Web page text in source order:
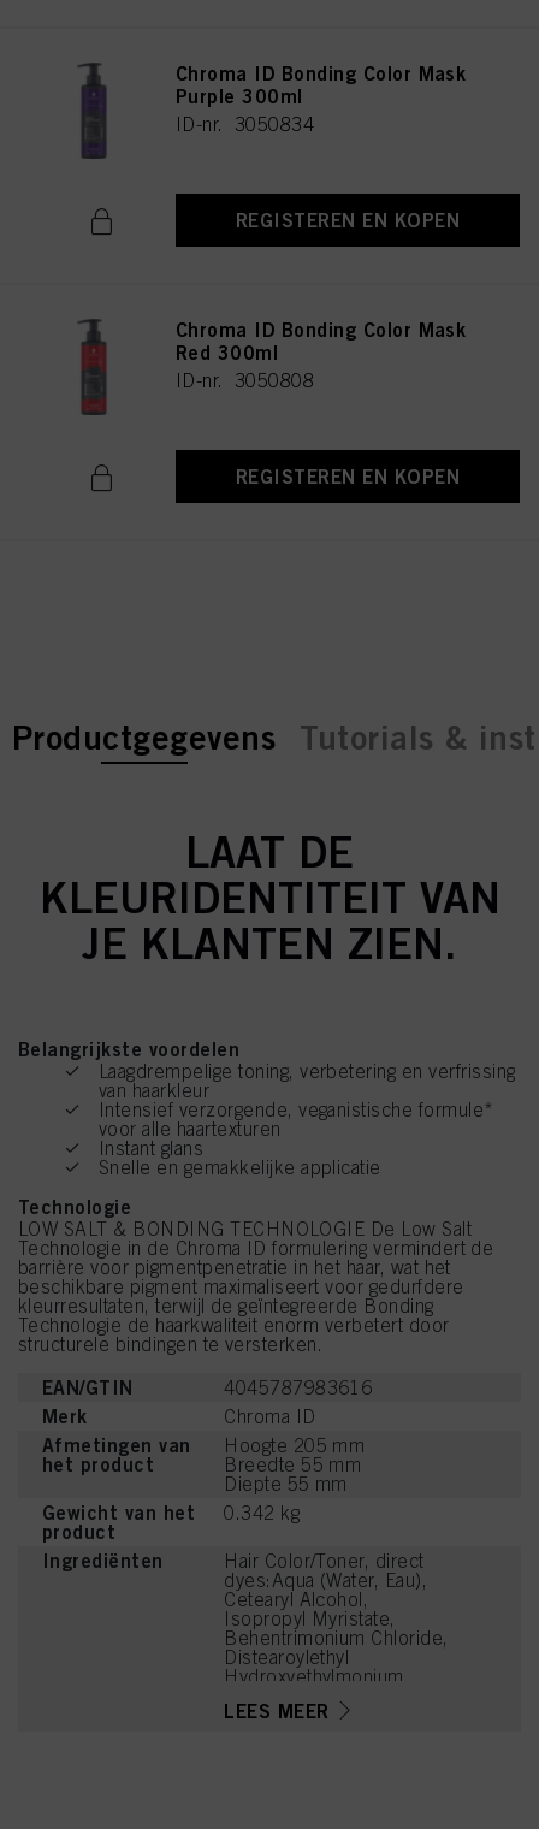
Chroma ID Bonding Color Mask
Purple 300ml
ID-nr. 3050834
REGISTEREN EN KOPEN
Chroma ID Bonding Color Mask
Red 300ml
ID-nr. 3050808
REGISTEREN EN KOPEN
current tab:
current tab:
Productgegevens Tutorials &
LAAT DE
KLEURIDENTITEIT VAN
JE KLANTEN ZIEN.
Belangrijkste voordelen
Laagdrempelige toning, verbetering en verfrissing
van haarkleur
Intensief verzorgende, veganistische formule*
voor alle haartexturen
Instant glans
Snelle en gemakkelijke applicatie
Technologie
LOW SALT & BONDING TECHNOLOGIE De Low Salt
Technologie in de Chroma ID formulering vermindert de
barrière voor pigmentpenetratie in het haar, wat het
beschikbare pigment maximaliseert voor gedurfdere
kleurresultaten, terwijl de geïntegreerde Bonding
Technologie de haarkwaliteit enorm verbetert door
structurele bindingen te versterken.
EAN/GTIN 4045787983616
Merk Chroma ID
Afmetingen van
het product
Hoogte 205 mm
Breedte 55 mm
Diepte 55 mm
Gewicht van het
product
0.342 kg
Ingrediënten
Hair Color/Toner, direct
dyes:Aqua (Water, Eau),
Cetearyl Alcohol,
Isopropyl Myristate,
Behentrimonium Chloride,
Distearoylethyl
Hydroxyethylmonium
Phenoxyethanol,
LEES MEER